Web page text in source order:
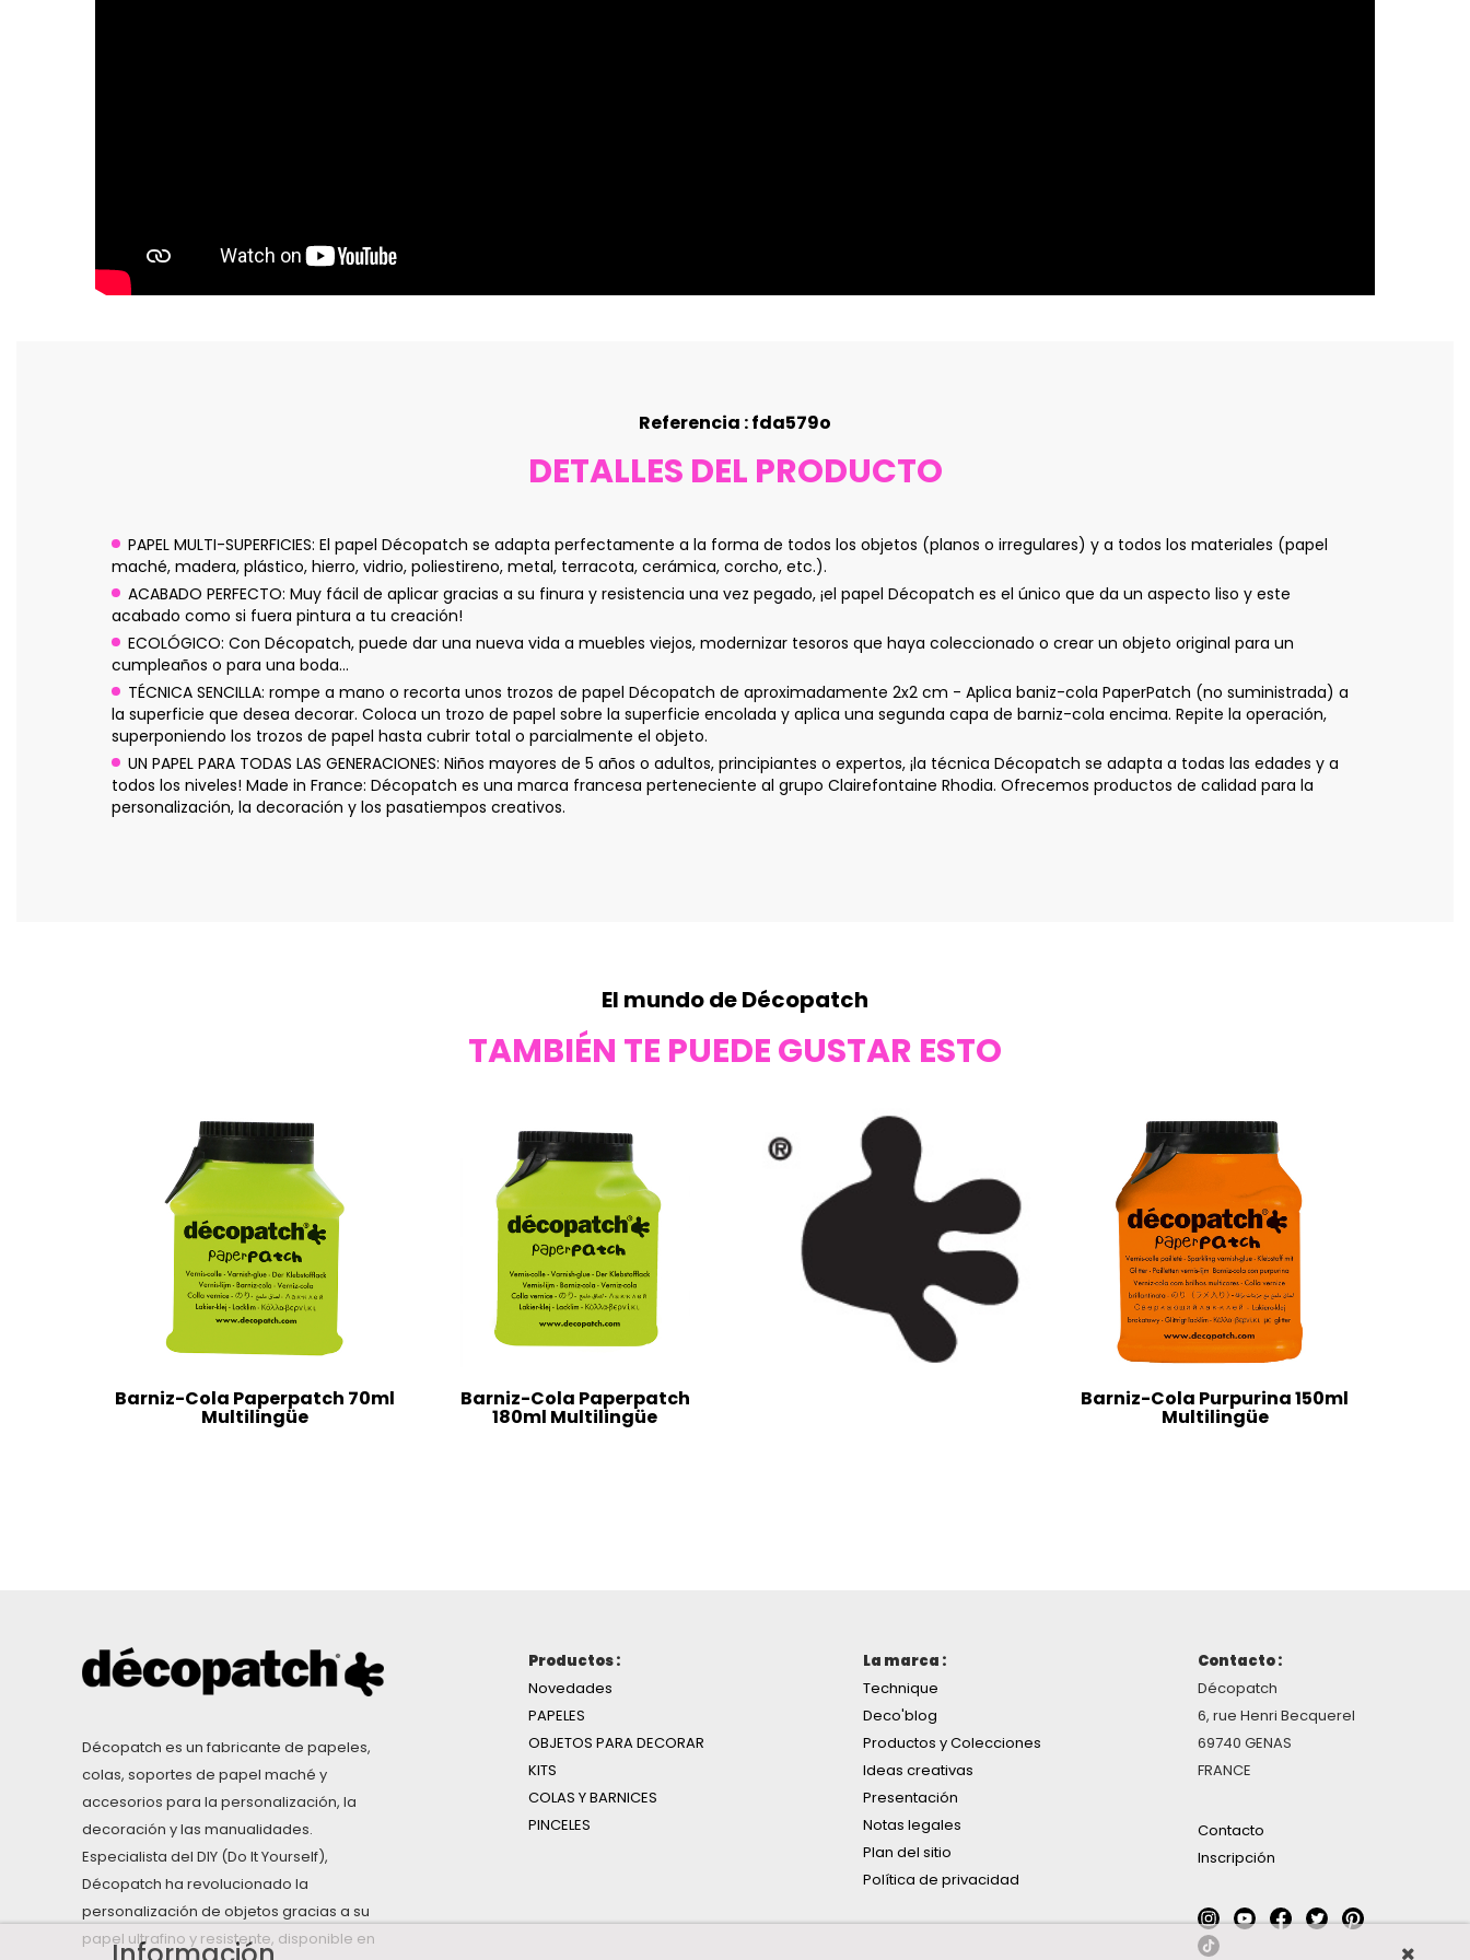
Referencia : fda579o
DETALLES DEL PRODUCTO
PAPEL MULTI-SUPERFICIES: El papel Décopatch se adapta perfectamente a la forma de todos los objetos (planos o irregulares) y a todos los materiales (papel
maché, madera, plástico, hierro, vidrio, poliestireno, metal, terracota, cerámica, corcho, etc.).
ACABADO PERFECTO: Muy fácil de aplicar gracias a su finura y resistencia una vez pegado, ¡el papel Décopatch es el único que da un aspecto liso y este
acabado como si fuera pintura a tu creación!
ECOLÓGICO: Con Décopatch, puede dar una nueva vida a muebles viejos, modernizar tesoros que haya coleccionado o crear un objeto original para un
cumpleaños o para una boda...
TÉCNICA SENCILLA: rompe a mano o recorta unos trozos de papel Décopatch de aproximadamente 2x2 cm - Aplica baniz-cola PaperPatch (no suministrada) a
la superficie que desea decorar. Coloca un trozo de papel sobre la superficie encolada y aplica una segunda capa de barniz-cola encima. Repite la operación,
superponiendo los trozos de papel hasta cubrir total o parcialmente el objeto.
UN PAPEL PARA TODAS LAS GENERACIONES: Niños mayores de 5 años o adultos, principiantes o expertos, ¡la técnica Décopatch se adapta a todas las edades y a
todos los niveles! Made in France: Décopatch es una marca francesa perteneciente al grupo Clairefontaine Rhodia. Ofrecemos productos de calidad para la
personalización, la decoración y los pasatiempos creativos.
El mundo de Décopatch
TAMBIÉN TE PUEDE GUSTAR ESTO
Barniz-Cola Paperpatch 70ml
Multilingüe
Barniz-Cola Paperpatch
180ml Multilingüe
Barniz-Cola Purpurina 150ml
Multilingüe
Décopatch es un fabricante de papeles,
colas, soportes de papel maché y
accesorios para la personalización, la
decoración y las manualidades.
Especialista del DIY (Do It Yourself),
Décopatch ha revolucionado la
personalización de objetos gracias a su
papel ultrafino y resistente, disponible en
Productos :
Novedades
PAPELES
OBJETOS PARA DECORAR
KITS
COLAS Y BARNICES
PINCELES
La marca :
Technique
Deco'blog
Productos y Colecciones
Ideas creativas
Presentación
Notas legales
Plan del sitio
Política de privacidad
Contacto :
Décopatch
6, rue Henri Becquerel
69740 GENAS
FRANCE
Contacto
Inscripción